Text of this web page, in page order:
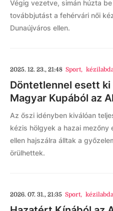
Végig vezetve, simán húzta
továbbjutást a fehérvári női
Dunaújváros ellen.
2025. 12. 23., 21:48 Sport,
Döntetlennel esett ki
Magyar Kupából az
Az őszi idényben kiválóan
kézis hölgyek a hazai
ellen hajszálra álltak a
örülhettek.
2026. 07. 31., 21:35 Sport, kézilabda